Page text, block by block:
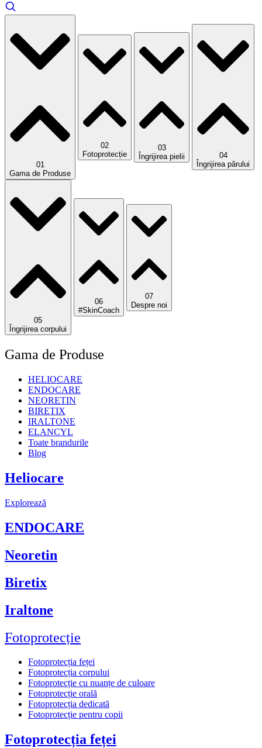
01
Gama de Produse
02
Fotoprotecție
03
Îngrijirea pielii
04
Îngrijirea părului
05
Îngrijirea corpului
06
#SkinCoach
07
Despre noi
Gama de Produse
HELIOCARE
ENDOCARE
NEORETIN
BIRETIX
IRALTONE
ELANCYL
Toate brandurile
Blog
Heliocare
Explorează
ENDOCARE
Neoretin
Biretix
Iraltone
Fotoprotecție
Fotoprotecția feței
Fotoprotecția corpului
Fotoprotecție cu nuanțe de culoare
Fotoprotecție orală
Fotoprotecția dedicată
Fotoprotecție pentru copii
Fotoprotecția feței